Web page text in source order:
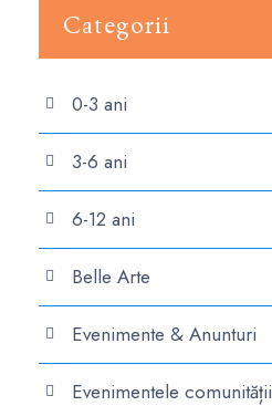
Categorii
0-3 ani
3-6 ani
6-12 ani
Belle Arte
Evenimente & Anunturi
Evenimentele comunității